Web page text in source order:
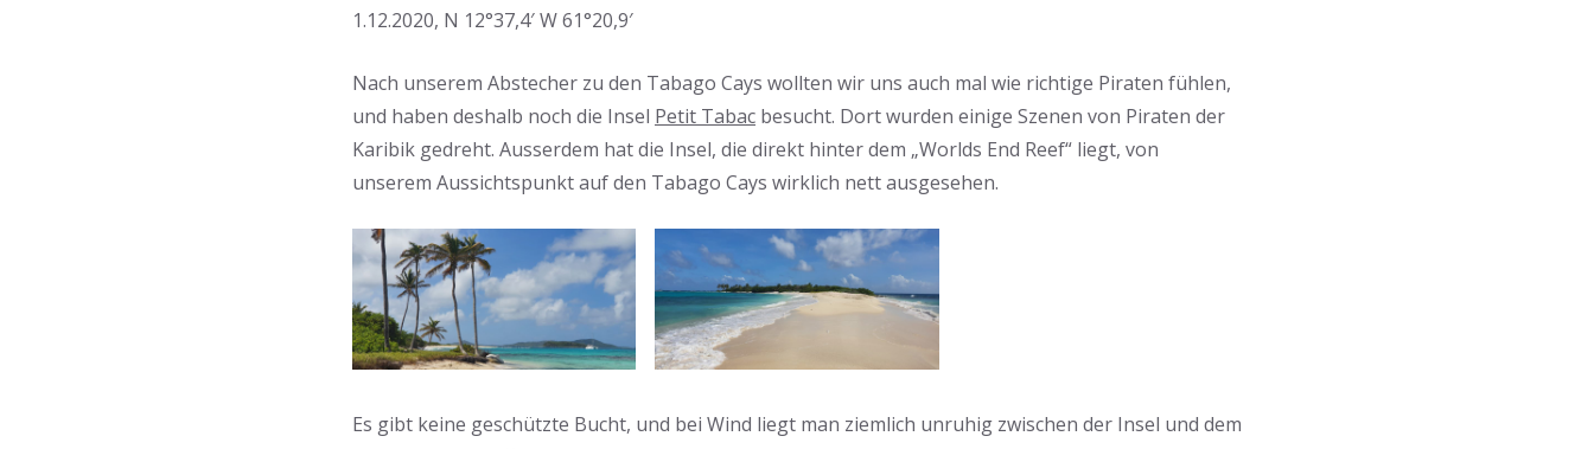
1.12.2020, N 12°37,4′ W 61°20,9′
Nach unserem Abstecher zu den Tabago Cays wollten wir uns auch mal wie richtige Piraten fühlen,
und haben deshalb noch die Insel Petit Tabac besucht. Dort wurden einige Szenen von Piraten der
Karibik gedreht. Ausserdem hat die Insel, die direkt hinter dem „Worlds End Reef“ liegt, von
unserem Aussichtspunkt auf den Tabago Cays wirklich nett ausgesehen.
Es gibt keine geschützte Bucht, und bei Wind liegt man ziemlich unruhig zwischen der Insel und dem